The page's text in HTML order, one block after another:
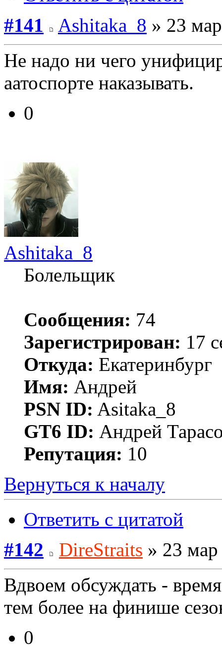
#141
Ashitaka_8 » 23
Не надо ни чего
аатоспорте наказывать.
0
Ashitaka_8
Болельщик
Сообщения: 74
Зарегистрирован: 17
Откуда: Екатеринбург
Имя: Андрей
PSN ID: Asitaka_8
GT6 ID: Андрей
Репутация: 10
Вернуться к началу
Ответить с цитатой
#142
DireStraits » 23
Вдвоем обсуждать -
тем более на финише
0